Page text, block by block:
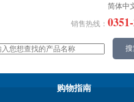
简体中
销售热线：
购物指南